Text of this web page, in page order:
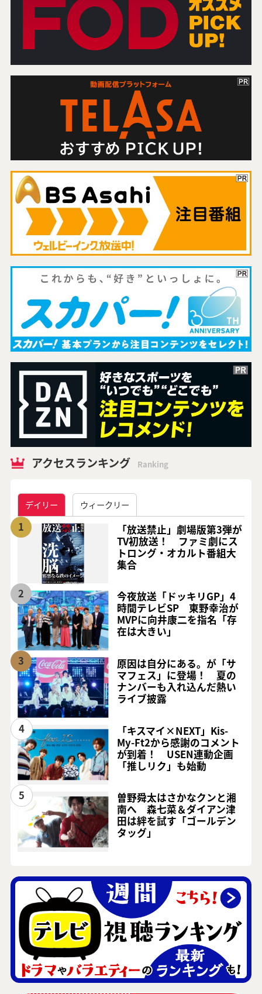
アクセスランキング Ranking
デイリー ウィークリー
1
「放送禁止」劇場版第3弾が
TV初放送！ ファミ劇にス
トロング・オカルト番組大
集合
2
今夜放送「ドッキリGP」4
時間テレビSP 東野幸治が
MVPに向井康二を指名「存
在は大きい」
3
原因は自分にある。が「サ
マフェス」に登場！ 夏の
ナンバーも入れ込んだ熱い
ライブ披露
4
「キスマイ×NEXT」Kis-
My-Ft2から感謝のコメント
が到着！ USEN連動企画
「推しリク」も始動
5
曽野舜太はさかなクンと湘
南へ 森七菜＆ダイアン津
田は絆を試す「ゴールデン
タッグ」